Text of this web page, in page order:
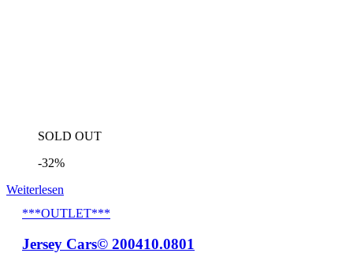
SOLD OUT
-32%
Weiterlesen
***OUTLET***
Jersey Cars© 200410.0801